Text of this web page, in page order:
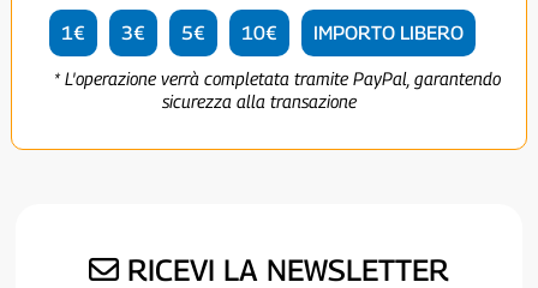
1€ 3€ 5€ 10€ IMPORTO LIBERO
* L'operazione verrà completata tramite PayPal, garantendo
sicurezza alla transazione
RICEVI LA NEWSLETTER